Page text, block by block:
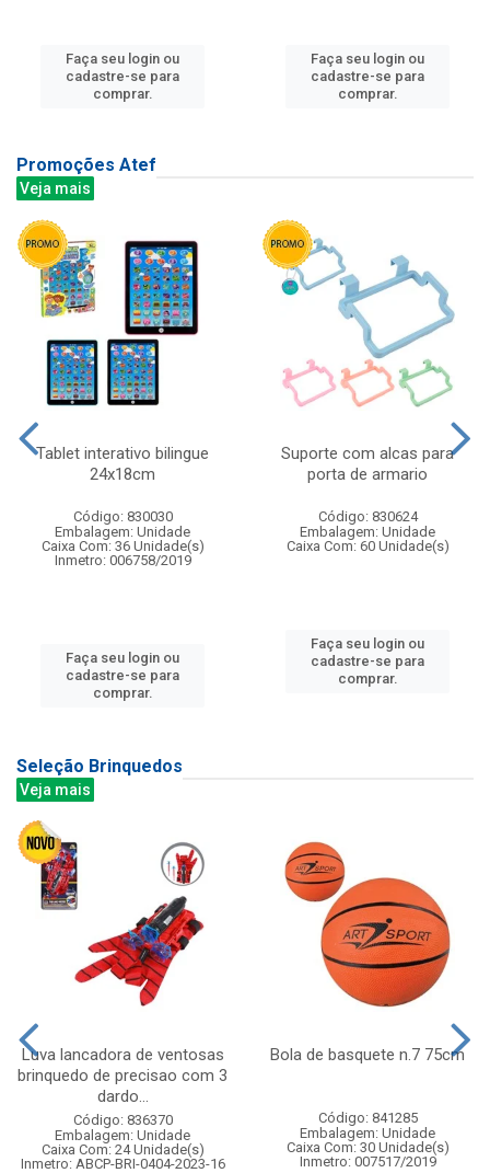
Faça seu login ou
cadastre-se para
comprar.
Faça seu login ou
cadastre-se para
comprar.
Promoções Atef
Veja mais
Tablet interativo bilingue
24x18cm
Código: 830030
Embalagem: Unidade
Caixa Com: 36 Unidade(s)
Inmetro: 006758/2019
Faça seu login ou
cadastre-se para
comprar.
Suporte com alcas para
porta de armario
Código: 830624
Embalagem: Unidade
Caixa Com: 60 Unidade(s)
Faça seu login ou
cadastre-se para
comprar.
Seleção Brinquedos
Veja mais
Luva lancadora de ventosas
brinquedo de precisao com 3
dardo...
Código: 836370
Embalagem: Unidade
Caixa Com: 24 Unidade(s)
Inmetro: ABCP-BRI-0404-2023-16
Bola de basquete n.7 75cm
Código: 841285
Embalagem: Unidade
Caixa Com: 30 Unidade(s)
Inmetro: 007517/2019